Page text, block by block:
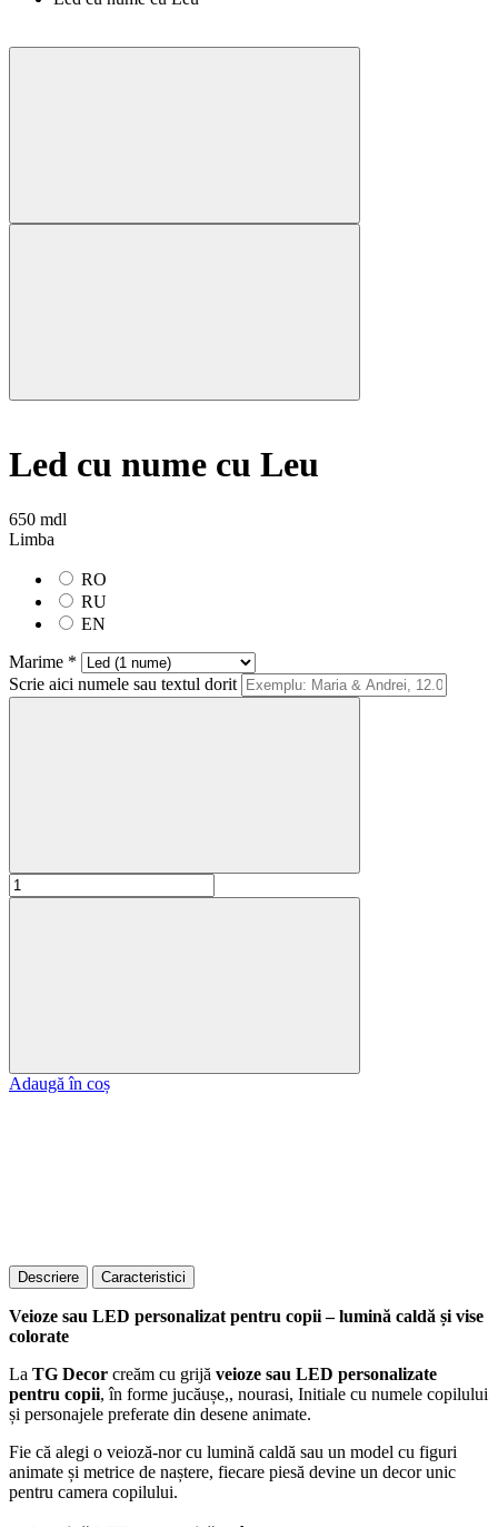
Led cu nume cu Leu
650 mdl
Limba
RO
RU
EN
Marime *
Scrie aici numele sau textul dorit
Adaugă în coș
Descriere Caracteristici
Veioze sau LED personalizat pentru copii – lumină caldă și vise
colorate
La TG Decor creăm cu grijă veioze sau LED personalizate
pentru copii, în forme jucăușe,, nourasi, Initiale cu numele copilului
și personajele preferate din desene animate.
Fie că alegi o veioză-nor cu lumină caldă sau un model cu figuri
animate și metrice de naștere, fiecare piesă devine un decor unic
pentru camera copilului.